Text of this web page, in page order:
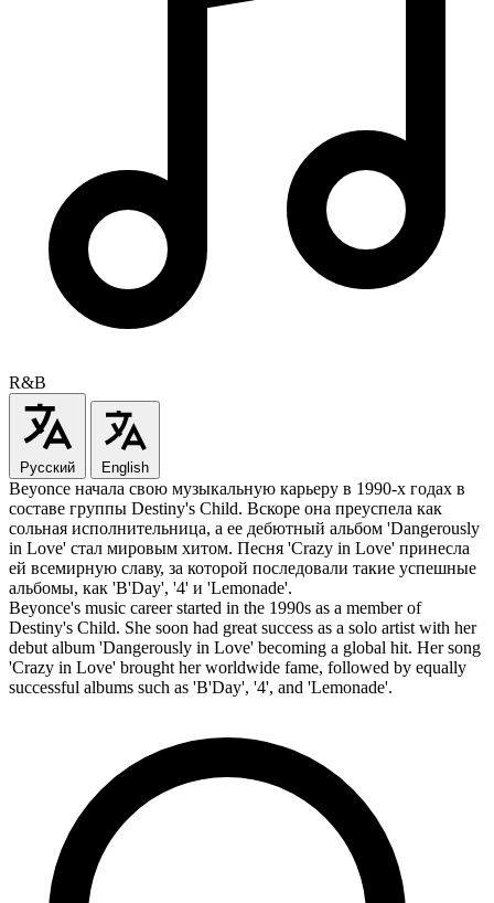
R&B
Русский English
Beyonce начала свою музыкальную карьеру в 1990-х годах в
составе группы Destiny's Child. Вскоре она преуспела как
сольная исполнительница, а ее дебютный альбом 'Dangerously
in Love' стал мировым хитом. Песня 'Crazy in Love' принесла
ей всемирную славу, за которой последовали такие успешные
альбомы, как 'B'Day', '4' и 'Lemonade'.
Beyonce's music career started in the 1990s as a member of
Destiny's Child. She soon had great success as a solo artist with her
debut album 'Dangerously in Love' becoming a global hit. Her song
'Crazy in Love' brought her worldwide fame, followed by equally
successful albums such as 'B'Day', '4', and 'Lemonade'.